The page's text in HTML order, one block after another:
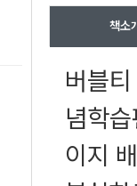
책소
버블
념학
이지